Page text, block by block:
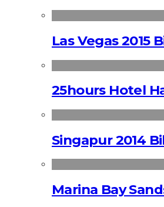
Las Vegas 2015
25hours Hotel
Singapur 2014
Marina Bay